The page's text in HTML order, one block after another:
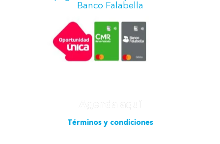
Banco Falabella
Términos y condiciones